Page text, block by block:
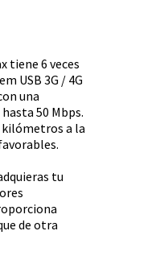
tiene 6 veces
USB 3G / 4G
una
50 Mbps.
kilómetros a la
tu
de otra